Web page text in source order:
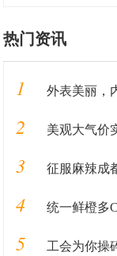
热门资讯
1 外表美丽，内
2 美观大气价
3 征服麻辣成
4 统一鲜橙多
5 工会为你操